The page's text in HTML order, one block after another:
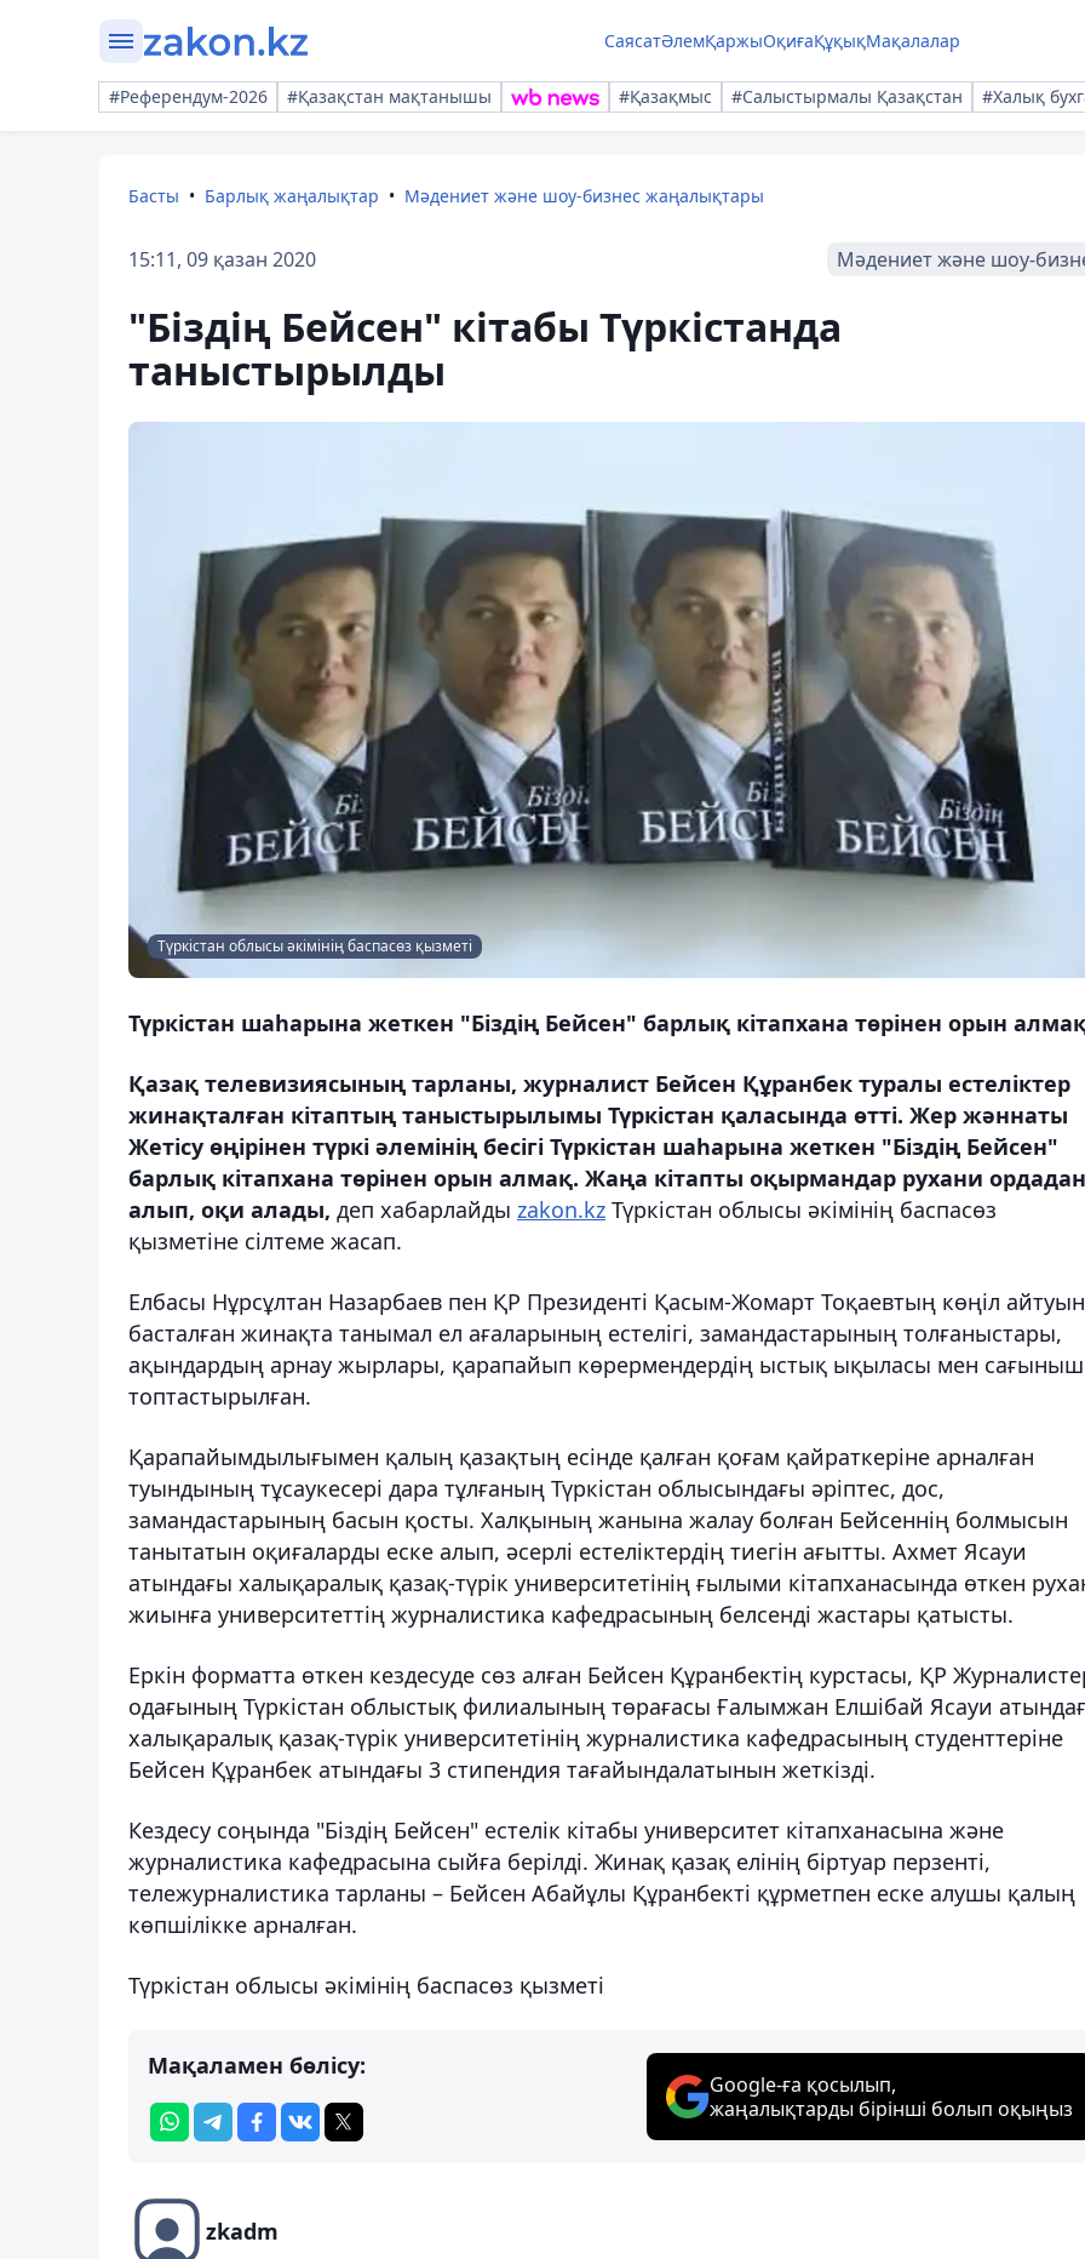
СаясатӘлемҚаржыОқиғаҚұқықМақалалар
#Референдум-2026 #Қазақстан мақтанышы #Қазақмыс #Салыстырмалы Қазақстан #Халық
Басты Барлық жаңалықтар Мәдениет және шоу-бизнес жаңалықтары
15:11, 09 қазан 2020 Мәдениет және шоу-
"Біздің Бейсен" кітабы Түркістанда
таныстырылды
Түркістан облысы әкімінің баспасөз қызметі
Түркістан шаһарына жеткен "Біздің Бейсен" барлық кітапхана төрінен орын
Қазақ телевизиясының тарланы, журналист Бейсен Құранбек туралы естеліктер
жинақталған кітаптың таныстырылымы Түркістан қаласында өтті. Жер жәннаты
Жетісу өңірінен түркі әлемінің бесігі Түркістан шаһарына жеткен "Біздің Бейсен"
барлық кітапхана төрінен орын алмақ. Жаңа кітапты оқырмандар рухани ордадан
алып, оқи алады, деп хабарлайды zakon.kz Түркістан облысы әкімінің баспасөз
қызметіне сілтеме жасап.
Елбасы Нұрсұлтан Назарбаев пен ҚР Президенті Қасым-Жомарт Тоқаевтың көңіл
басталған жинақта танымал ел ағаларының естелігі, замандастарының толғаныстары,
ақындардың арнау жырлары, қарапайып көрермендердің ыстық ықыласы мен
топтастырылған.
Қарапайымдылығымен қалың қазақтың есінде қалған қоғам қайраткеріне арналған
туындының тұсаукесері дара тұлғаның Түркістан облысындағы әріптес, дос,
замандастарының басын қосты. Халқының жанына жалау болған Бейсеннің болмысын
танытатын оқиғаларды еске алып, әсерлі естеліктердің тиегін ағытты. Ахмет Ясауи
атындағы халықаралық қазақ-түрік университетінің ғылыми кітапханасында өткен
жиынға университеттің журналистика кафедрасының белсенді жастары қатысты.
Еркін форматта өткен кездесуде сөз алған Бейсен Құранбектің курстасы, ҚР
одағының Түркістан облыстық филиалының төрағасы Ғалымжан Елшібай Ясауи
халықаралық қазақ-түрік университетінің журналистика кафедрасының студенттеріне
Бейсен Құранбек атындағы 3 стипендия тағайындалатынын жеткізді.
Кездесу соңында "Біздің Бейсен" естелік кітабы университет кітапханасына және
журналистика кафедрасына сыйға берілді. Жинақ қазақ елінің біртуар перзенті,
тележурналистика тарланы – Бейсен Абайұлы Құранбекті құрметпен еске алушы қалың
көпшілікке арналған.
Түркістан облысы әкімінің баспасөз қызметі
Мақаламен бөлісу:
Google-ға қосылып,
жаңалықтарды бірінші болып оқыңыз
zkadm